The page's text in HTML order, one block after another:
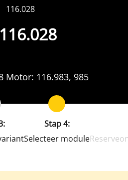
116.028
Motor: 116.983, 985
Stap 4:
Selecteer module